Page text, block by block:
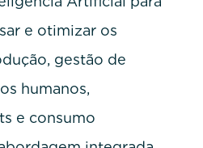
e otimizar os
gestão de
humanos,
e consumo